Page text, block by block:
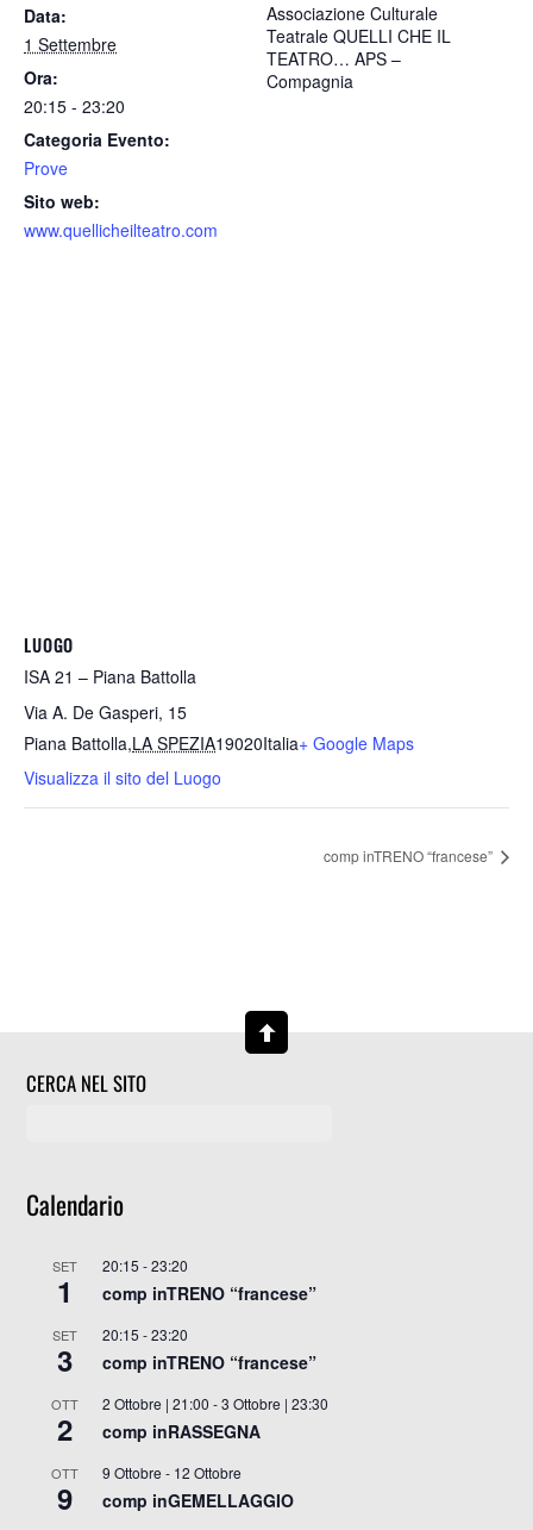
Data:
1 Settembre
Ora:
20:15 - 23:20
Categoria Evento:
Prove
Sito web:
www.quellicheilteatro.com
Associazione Culturale
Teatrale QUELLI CHE IL
TEATRO… APS –
Compagnia
LUOGO
ISA 21 – Piana Battolla
Via A. De Gasperi, 15
Piana Battolla,LA SPEZIA19020Italia+ Google Maps
Visualizza il sito del Luogo
comp inTRENO “francese”
CERCA NEL SITO
Calendario
SET
1
20:15 -23:20
comp inTRENO “francese”
SET
3
20:15 -23:20
comp inTRENO “francese”
OTT
2
2 Ottobre | 21:00 -3 Ottobre | 23:30
comp inRASSEGNA
OTT
9
9 Ottobre - 12 Ottobre
comp inGEMELLAGGIO